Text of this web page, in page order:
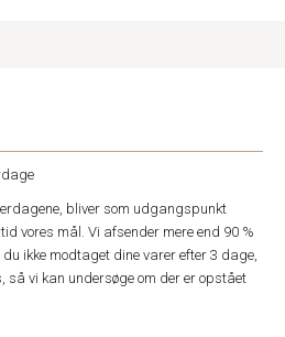
bliver som udgangspunkt
vores mål. Vi afsender mere end 90 %
ikke modtaget dine varer efter 3 dage,
så vi kan undersøge om der er opstået